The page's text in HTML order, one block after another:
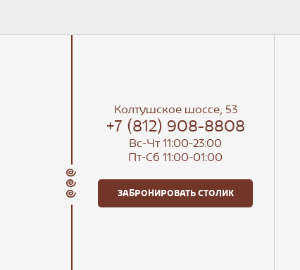
Колтушское шоссе, 53
+7 (812) 908-8808
Вс-Чт 11:00-23:00
Пт-Сб 11:00-01:00
ЗАБРОНИРОВАТЬ СТОЛИК